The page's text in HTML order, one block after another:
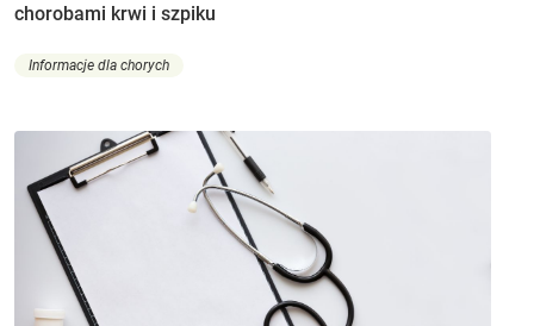
chorobami krwi i szpiku
Informacje dla chorych